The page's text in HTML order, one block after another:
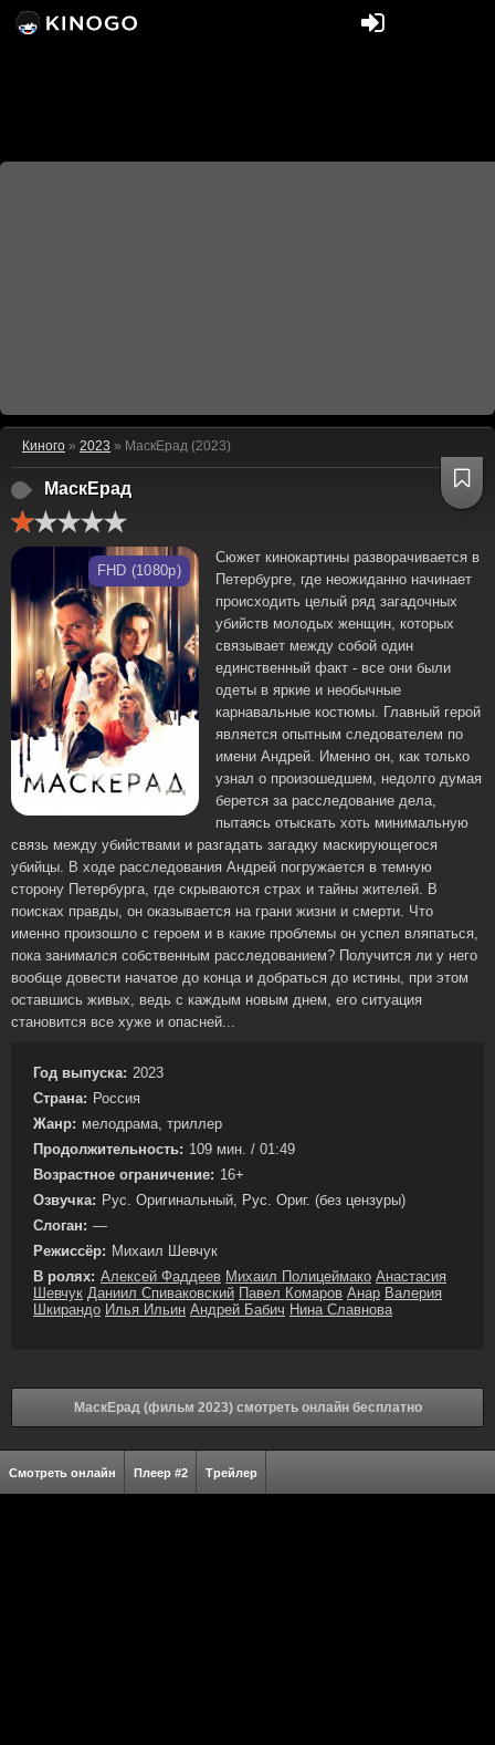
Киного » 2023 » МаскЕрад (2023)
МаскЕрад
FHD (1080p)
Сюжет кинокартины разворачивается в
Петербурге, где неожиданно начинает
происходить целый ряд загадочных
убийств молодых женщин, которых
связывает между собой один
единственный факт - все они были
одеты в яркие и необычные
карнавальные костюмы. Главный герой
является опытным следователем по
имени Андрей. Именно он, как только
узнал о произошедшем, недолго думая
берется за расследование дела,
пытаясь отыскать хоть минимальную
связь между убийствами и разгадать загадку маскирующегося
убийцы. В ходе расследования Андрей погружается в темную
сторону Петербурга, где скрываются страх и тайны жителей. В
поисках правды, он оказывается на грани жизни и смерти. Что
именно произошло с героем и в какие проблемы он успел вляпаться,
пока занимался собственным расследованием? Получится ли у него
вообще довести начатое до конца и добраться до истины, при этом
оставшись живых, ведь с каждым новым днем, его ситуация
становится все хуже и опасней...
Год выпуска: 2023
Страна: Россия
Жанр: мелодрама, триллер
Продолжительность: 109 мин. / 01:49
Возрастное ограничение: 16+
Озвучка: Рус. Оригинальный, Рус. Ориг. (без цензуры)
Слоган: —
Режиссёр: Михаил Шевчук
В ролях: Алексей Фаддеев Михаил Полицеймако Анастасия
Шевчук Даниил Спиваковский Павел Комаров Анар Валерия
Шкирандо Илья Ильин Андрей Бабич Нина Славнова
МаскЕрад (фильм 2023) смотреть онлайн бесплатно
Смотреть онлайн Плеер #2 Трейлер